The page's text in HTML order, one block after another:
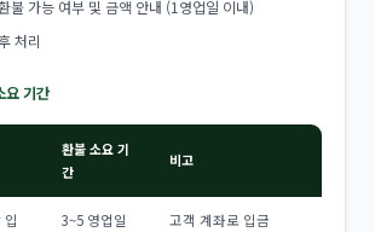
불 가능 여부 및 금액 안내 (1영업일 이내)
처리
요 기간
환불 소요 기
간
비고
3~5 영업일 고객 계좌로 입금